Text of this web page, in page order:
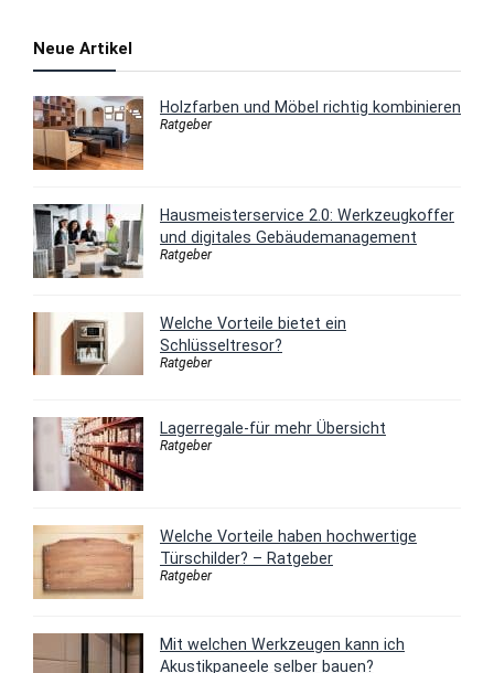
Neue Artikel
Holzfarben und Möbel richtig kombinieren
Ratgeber
Hausmeisterservice 2.0: Werkzeugkoffer
und digitales Gebäudemanagement
Ratgeber
Welche Vorteile bietet ein
Schlüsseltresor?
Ratgeber
Lagerregale-für mehr Übersicht
Ratgeber
Welche Vorteile haben hochwertige
Türschilder? – Ratgeber
Ratgeber
Mit welchen Werkzeugen kann ich
Akustikpaneele selber bauen?